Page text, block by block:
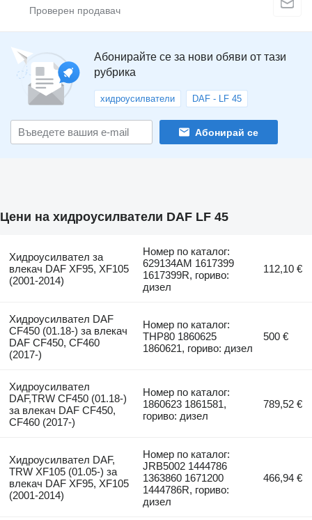
Абонирайте се за нови обяви от тази
рубрика
хидроусилватели DAF - LF 45
Абонирай се
Цени на хидроусилватели DAF LF 45
Хидроусилвател за
влекач DAF XF95, XF105
(2001-2014)
Номер по каталог:
629134AM 1617399
1617399R, гориво:
дизел
112,10 €
Хидроусилвател DAF
CF450 (01.18-) за влекач
DAF CF450, CF460
(2017-)
Номер по каталог:
THP80 1860625
1860621, гориво: дизел
500 €
Хидроусилвател
DAF,TRW CF450 (01.18-)
за влекач DAF CF450,
CF460 (2017-)
Номер по каталог:
1860623 1861581,
гориво: дизел
789,52 €
Хидроусилвател DAF,
TRW XF105 (01.05-) за
влекач DAF XF95, XF105
(2001-2014)
Номер по каталог:
JRB5002 1444786
1363860 1671200
1444786R, гориво:
дизел
466,94 €